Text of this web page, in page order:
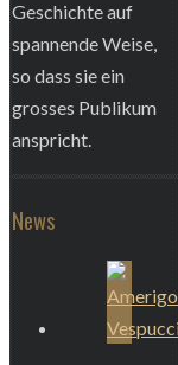
Geschichte auf
spannende Weise,
so dass sie ein
grosses Publikum
anspricht.
News